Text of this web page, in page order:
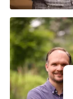
Scientific Officer